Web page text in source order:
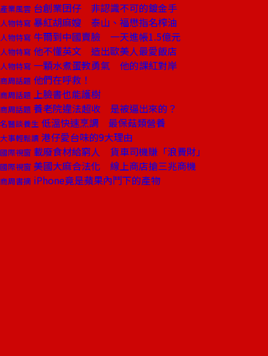
產業風雲 台創業囝仔 非認識不可的鍍金手
人物特寫 暴紅胡麻嫂 泰山、福懋指名榨油
人物特寫 牛爾到中國賣臉 一天進帳1.5億元
人物特寫 他不懂英文 造出歐美人最愛飯店
人物特寫 一顆水煮蛋教勇氣 他的課紅對岸
商周話題 他們在呼救！
商周話題 上臉書也能護樹
商周話題 養老院違法超收 是被逼出來的？
名醫談養生 低溫快速烹調 最保菇類營養
大事輕鬆讀 港仔愛台味的9大理由
國際視窗 載廢食材給窮人 貨車司機賺「浪費財」
國際視窗 美國大麻合法化 線上商店搶三兆商機
商周書摘 iPhone竟是蘋果內鬥下的產物